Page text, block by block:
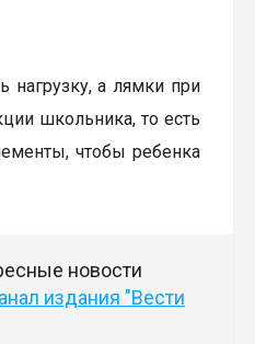
нагрузку, а лямки при
школьника, то есть
чтобы ребенка
новости
издания "Вести